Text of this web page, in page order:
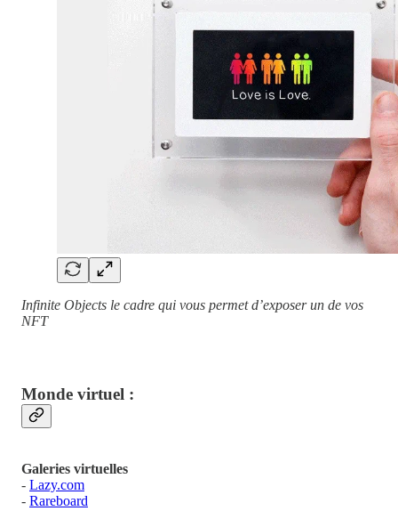
Infinite Objects le cadre qui vous permet d’exposer un de vos
NFT
Monde virtuel :
Galeries virtuelles
- Lazy.com
- Rareboard